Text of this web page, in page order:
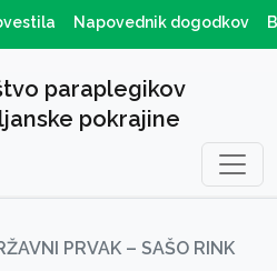
Napovednik dogodkov
paraplegikov
pokrajine
PRVAK – SAŠO RINK